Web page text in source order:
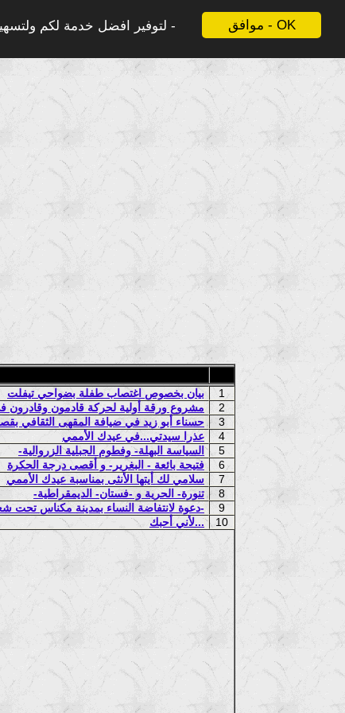
موافق - OK
لتوفير افضل خدمة لكم
بيان بخصوص اغتصاب طفلة بضواحي تيفلت
1
مشروع ورقة أولية لحركة قادمون وقادرون
2
حسناء أبو زيد في ضيافة المقهى الثقافي
3
عذرا سيدتي...في عيدك الأممي
4
-السياسة البهلة- وفطوم الجبلية الزروالية
5
فتيحة بائعة - البغرير- و أقصى درجة الحكرة
6
سلامي لك أيتها الأنثى بمناسبة عيدك الأممي
7
-تنورة- الحرية و -فستان- الديمقراطية
8
دعوة لانتفاضة النساء بمدينة مكناس تحت شعار: -ضد الميزوجينية السياسية-
9
لأني أحبك... 10